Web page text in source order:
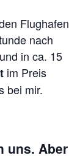
Flughafen
nach
in ca. 15
im Preis
bei mir.
uns. Aber